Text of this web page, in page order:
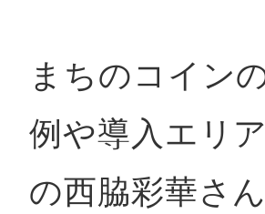
まちのコイン
例や導入エリ
の西脇彩華さ